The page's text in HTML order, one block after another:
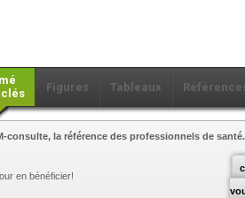
clés
Figures Tableaux
consulte, la référence des professionnels de santé.
en bénéficier!